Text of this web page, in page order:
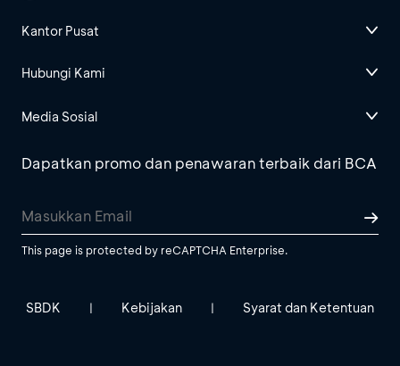
Kantor Pusat
Hubungi Kami
Media Sosial
Dapatkan promo dan penawaran terbaik dari BCA
This page is protected by reCAPTCHA Enterprise.
SBDK | Kebijakan | Syarat dan Ketentuan